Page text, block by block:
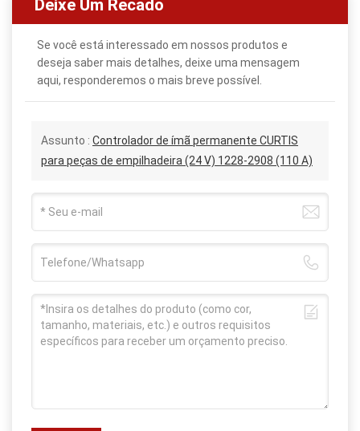
Deixe Um Recado
Se você está interessado em nossos produtos e
deseja saber mais detalhes, deixe uma mensagem
aqui, responderemos o mais breve possível.
Assunto : Controlador de ímã permanente CURTIS
para peças de empilhadeira (24 V) 1228-2908 (110 A)